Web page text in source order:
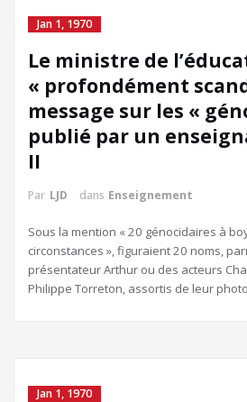
Jan 1, 1970
Le ministre de
« profondément
message sur les «
publié par un
II
Par LJD dans Enseignement
Sous la mention « 20 génocidaires à
circonstances », figuraient 20 noms,
présentateur Arthur ou des acteurs
Philippe Torreton, assortis de leur
Jan 1, 1970